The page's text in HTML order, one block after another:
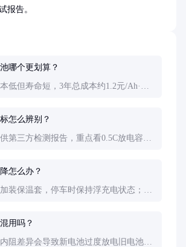
报告。
哪个更划算？
低但寿命短，3年总成本约1.2元/Ah·
怎么辨别？
第三方检测报告，重点看0.5C放电容量
怎么办？
装保温套，停车时保持浮充电状态；锂
用吗？
阻差异会导致新电池过度放电旧电池过